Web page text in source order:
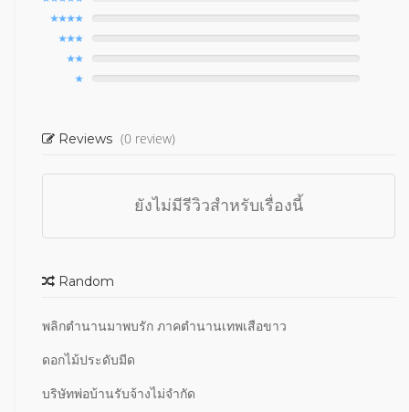
Reviews (0 review)
ยังไม่มีรีวิวสำหรับเรื่องนี้
Random
พลิกตำนานมาพบรัก ภาคตำนานเทพเสือขาว
ดอกไม้ประดับมีด
บริษัทพ่อบ้านรับจ้างไม่จำกัด